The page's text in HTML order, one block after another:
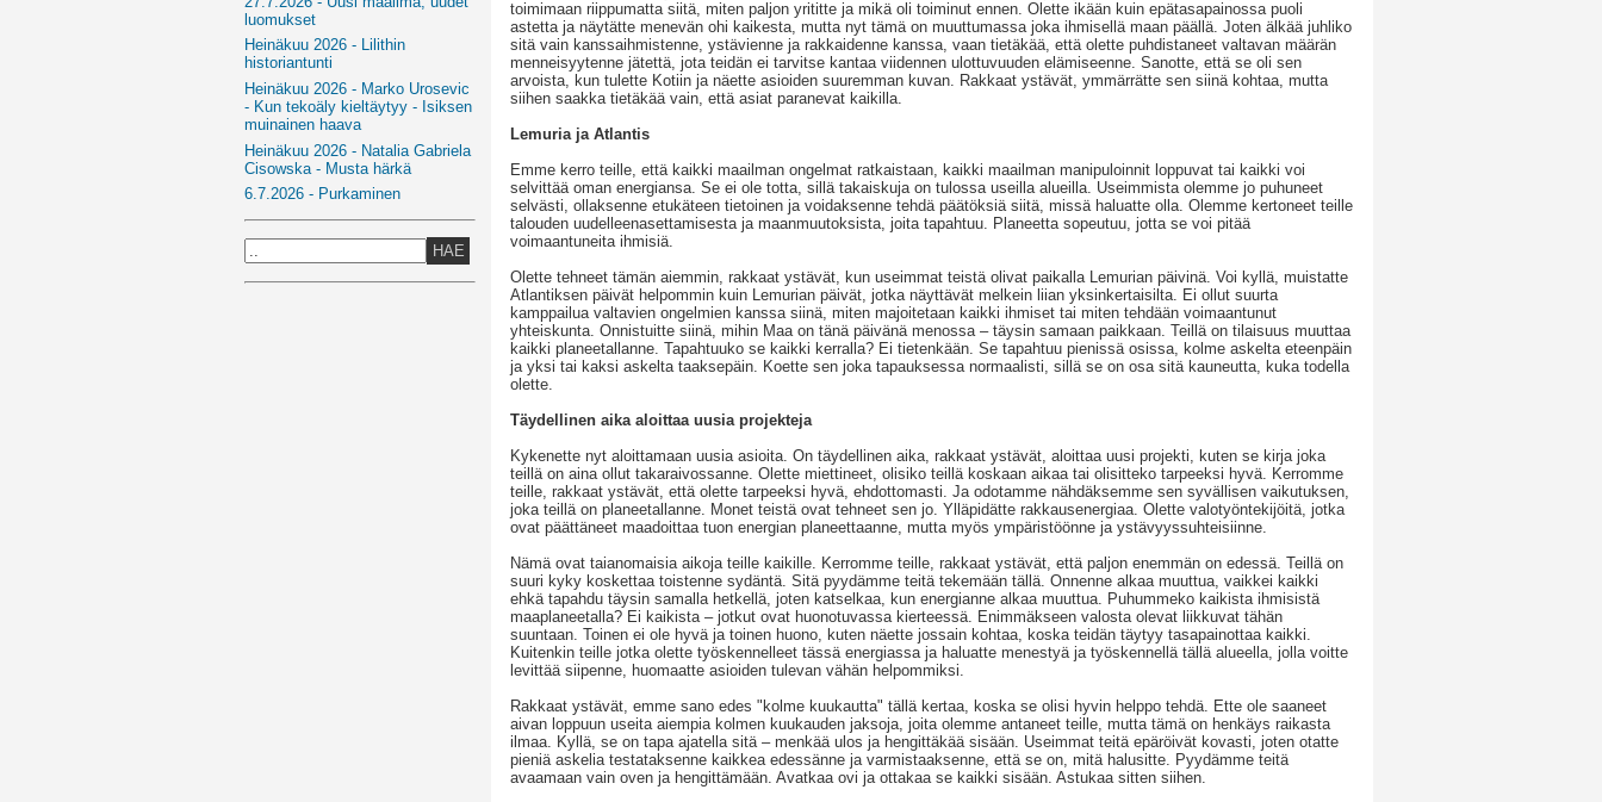
luomukset
Heinäkuu 2026 - Lilithin
historiantunti
Heinäkuu 2026 - Marko Urosevic
- Kun tekoäly kieltäytyy - Isiksen
muinainen haava
Heinäkuu 2026 - Natalia Gabriela
Cisowska - Musta härkä
6.7.2026 - Purkaminen
HAE
toimimaan riippumatta siitä, miten paljon yrititte ja mikä oli toiminut ennen. Olette ikään kuin epätasapainossa puoli
astetta ja näytätte menevän ohi kaikesta, mutta nyt tämä on muuttumassa joka ihmisellä maan päällä. Joten älkää juhliko
sitä vain kanssaihmistenne, ystävienne ja rakkaidenne kanssa, vaan tietäkää, että olette puhdistaneet valtavan määrän
menneisyytenne jätettä, jota teidän ei tarvitse kantaa viidennen ulottuvuuden elämiseenne. Sanotte, että se oli sen
arvoista, kun tulette Kotiin ja näette asioiden suuremman kuvan. Rakkaat ystävät, ymmärrätte sen siinä kohtaa, mutta
siihen saakka tietäkää vain, että asiat paranevat kaikilla.
Lemuria ja Atlantis
Emme kerro teille, että kaikki maailman ongelmat ratkaistaan, kaikki maailman manipuloinnit loppuvat tai kaikki voi
selvittää oman energiansa. Se ei ole totta, sillä takaiskuja on tulossa useilla alueilla. Useimmista olemme jo puhuneet
selvästi, ollaksenne etukäteen tietoinen ja voidaksenne tehdä päätöksiä siitä, missä haluatte olla. Olemme kertoneet teille
talouden uudelleenasettamisesta ja maanmuutoksista, joita tapahtuu. Planeetta sopeutuu, jotta se voi pitää
voimaantuneita ihmisiä.
Olette tehneet tämän aiemmin, rakkaat ystävät, kun useimmat teistä olivat paikalla Lemurian päivinä. Voi kyllä, muistatte
Atlantiksen päivät helpommin kuin Lemurian päivät, jotka näyttävät melkein liian yksinkertaisilta. Ei ollut suurta
kamppailua valtavien ongelmien kanssa siinä, miten majoitetaan kaikki ihmiset tai miten tehdään voimaantunut
yhteiskunta. Onnistuitte siinä, mihin Maa on tänä päivänä menossa – täysin samaan paikkaan. Teillä on tilaisuus muuttaa
kaikki planeetallanne. Tapahtuuko se kaikki kerralla? Ei tietenkään. Se tapahtuu pienissä osissa, kolme askelta eteenpäin
ja yksi tai kaksi askelta taaksepäin. Koette sen joka tapauksessa normaalisti, sillä se on osa sitä kauneutta, kuka todella
olette.
Täydellinen aika aloittaa uusia projekteja
Kykenette nyt aloittamaan uusia asioita. On täydellinen aika, rakkaat ystävät, aloittaa uusi projekti, kuten se kirja joka
teillä on aina ollut takaraivossanne. Olette miettineet, olisiko teillä koskaan aikaa tai olisitteko tarpeeksi hyvä. Kerromme
teille, rakkaat ystävät, että olette tarpeeksi hyvä, ehdottomasti. Ja odotamme nähdäksemme sen syvällisen vaikutuksen,
joka teillä on planeetallanne. Monet teistä ovat tehneet sen jo. Ylläpidätte rakkausenergiaa. Olette valotyöntekijöitä, jotka
ovat päättäneet maadoittaa tuon energian planeettaanne, mutta myös ympäristöönne ja ystävyyssuhteisiinne.
Nämä ovat taianomaisia aikoja teille kaikille. Kerromme teille, rakkaat ystävät, että paljon enemmän on edessä. Teillä on
suuri kyky koskettaa toistenne sydäntä. Sitä pyydämme teitä tekemään tällä. Onnenne alkaa muuttua, vaikkei kaikki
ehkä tapahdu täysin samalla hetkellä, joten katselkaa, kun energianne alkaa muuttua. Puhummeko kaikista ihmisistä
maaplaneetalla? Ei kaikista – jotkut ovat huonotuvassa kierteessä. Enimmäkseen valosta olevat liikkuvat tähän
suuntaan. Toinen ei ole hyvä ja toinen huono, kuten näette jossain kohtaa, koska teidän täytyy tasapainottaa kaikki.
Kuitenkin teille jotka olette työskennelleet tässä energiassa ja haluatte menestyä ja työskennellä tällä alueella, jolla voitte
levittää siipenne, huomaatte asioiden tulevan vähän helpommiksi.
Rakkaat ystävät, emme sano edes "kolme kuukautta" tällä kertaa, koska se olisi hyvin helppo tehdä. Ette ole saaneet
aivan loppuun useita aiempia kolmen kuukauden jaksoja, joita olemme antaneet teille, mutta tämä on henkäys raikasta
ilmaa. Kyllä, se on tapa ajatella sitä – menkää ulos ja hengittäkää sisään. Useimmat teitä epäröivät kovasti, joten otatte
pieniä askelia testataksenne kaikkea edessänne ja varmistaaksenne, että se on, mitä halusitte. Pyydämme teitä
avaamaan vain oven ja hengittämään. Avatkaa ovi ja ottakaa se kaikki sisään. Astukaa sitten siihen.